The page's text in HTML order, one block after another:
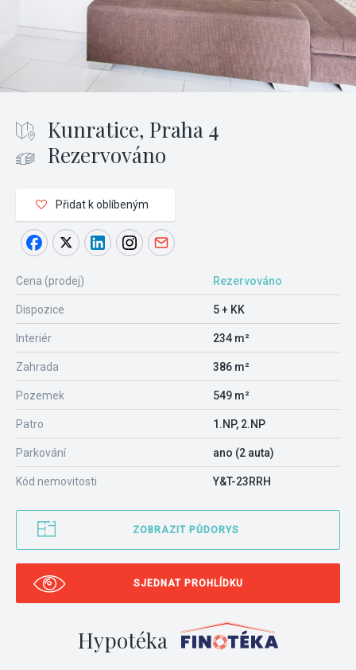
Kunratice, Praha 4
Rezervováno
Přidat k oblíbeným
Cena (prodej) Rezervováno
Dispozice 5 + KK
Interiér 234 m²
Zahrada 386 m²
Pozemek 549 m²
Patro 1.NP, 2.NP
Parkování ano (2 auta)
Kód nemovitosti Y&T-23RRH
ZOBRAZIT PŮDORYS
SJEDNAT PROHLÍDKU
Hypotéka